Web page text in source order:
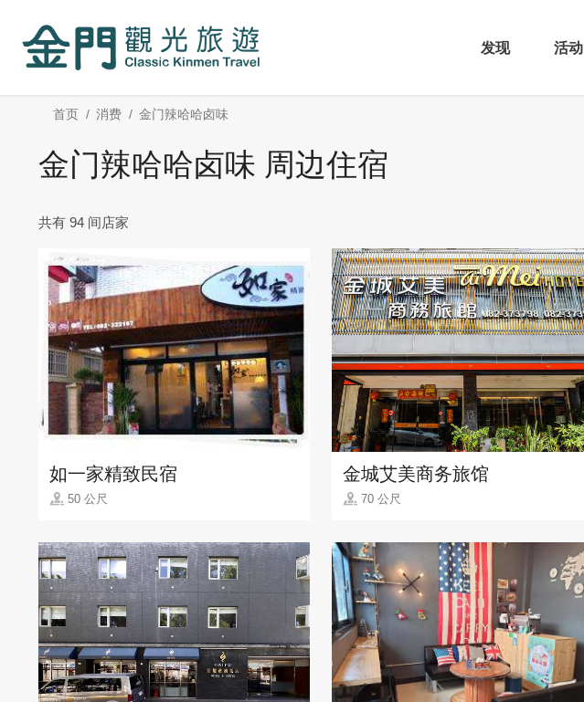
内
发现
活动
首页 消费 金门辣哈哈卤味
金门辣哈哈卤味 周边住宿
共有 94 间店家
如一家精致民宿
50 公尺
金城艾美商务旅馆
70 公尺